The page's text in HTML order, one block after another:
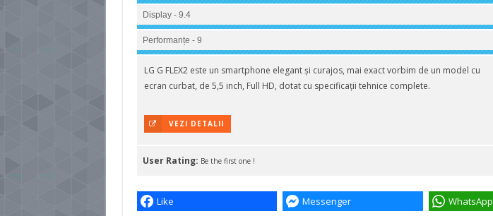
Display - 9.4
Performanțe - 9
LG G FLEX2 este un smartphone elegant și curajos, mai exact vorbim de un model cu
ecran curbat, de 5,5 inch, Full HD, dotat cu specificații tehnice complete.
VEZI DETALII
User Rating: Be the first one !
Like Messenger WhatsApp